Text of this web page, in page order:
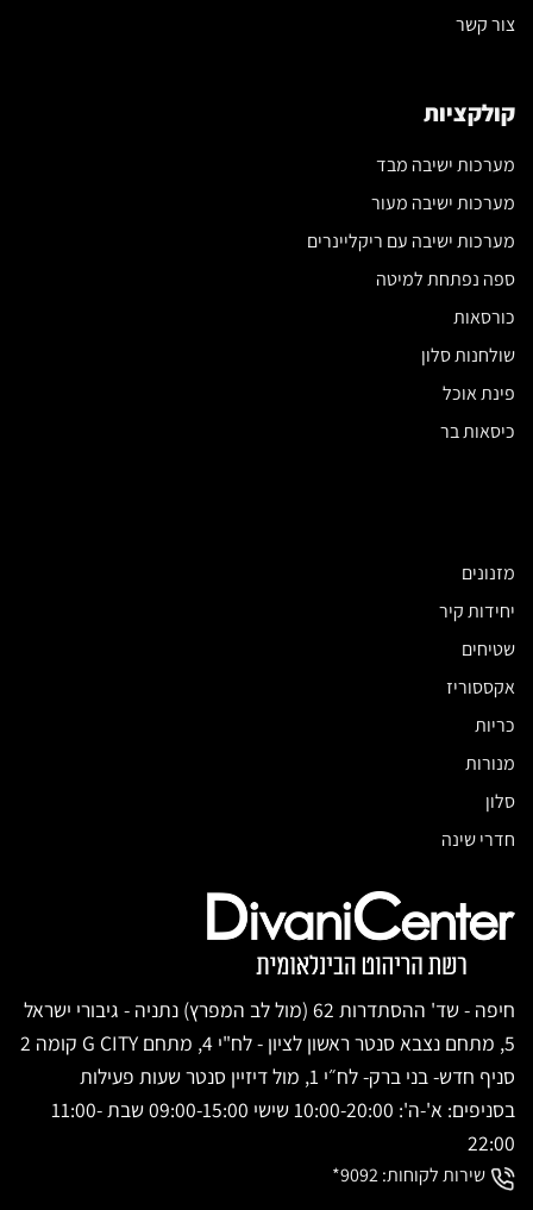
צור קשר
קולקציות
מערכות ישיבה מבד
מערכות ישיבה מעור
מערכות ישיבה עם ריקליינרים
ספה נפתחת למיטה
כורסאות
שולחנות סלון
פינת אוכל
כיסאות בר
מזנונים
יחידות קיר
שטיחים
אקססוריז
כריות
מנורות
סלון
חדרי שינה
חיפה - שד' ההסתדרות 62 (מול לב המפרץ) נתניה - גיבורי ישראל
5, מתחם נצבא סנטר ראשון לציון - לח"י 4, מתחם G CITY קומה 2
סניף חדש- בני ברק- לח״י 1, מול דיזיין סנטר שעות פעילות
בסניפים: א'-ה': 10:00-20:00 שישי 09:00-15:00 שבת 11:00-
22:00
שירות לקוחות:9092*